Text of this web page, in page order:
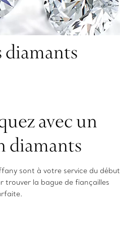
diamants
avec un
diamants
sont à votre service du début
trouver la bague de fiançailles